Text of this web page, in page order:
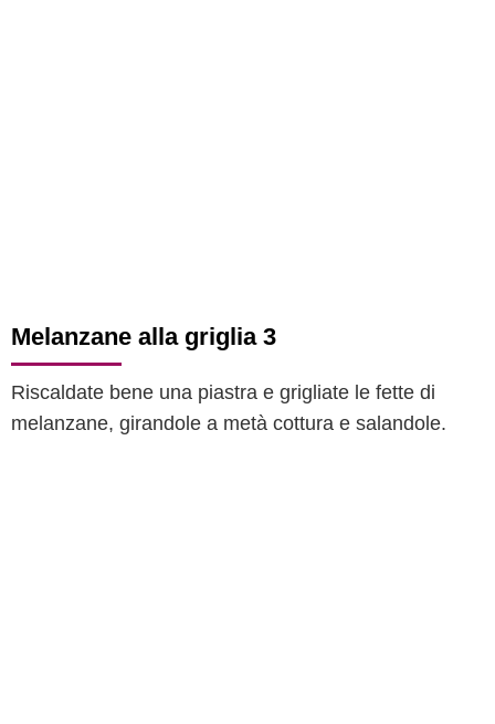
Melanzane alla griglia 3
Riscaldate bene una piastra e grigliate le fette di
melanzane, girandole a metà cottura e salandole.